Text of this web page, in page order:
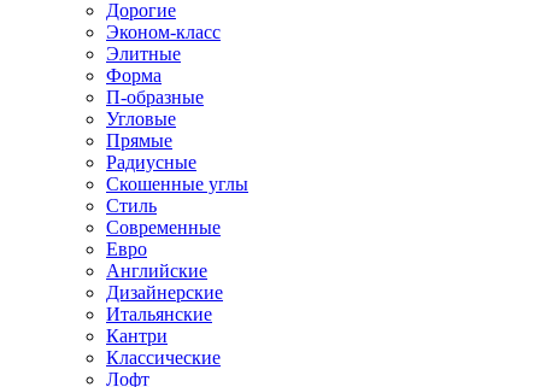
Дорогие
Эконом-класс
Элитные
Форма
П-образные
Угловые
Прямые
Радиусные
Скошенные углы
Стиль
Современные
Евро
Английские
Дизайнерские
Итальянские
Кантри
Классические
Лофт